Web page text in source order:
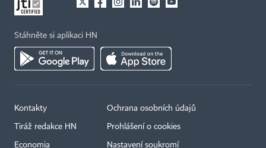
Stáhněte si aplikaci HN
Kontakty
Tiráž redakce HN
Economia
Ochrana osobních údajů
Prohlášení o cookies
Nastavení soukromí